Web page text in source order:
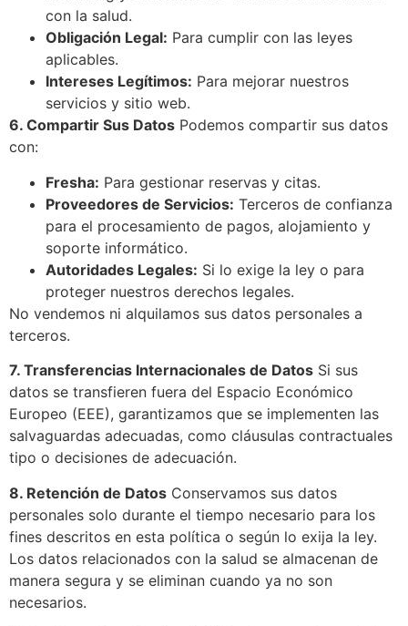
con la salud.
Obligación Legal: Para cumplir con las leyes
aplicables.
Intereses Legítimos: Para mejorar nuestros
servicios y sitio web.
6. Compartir Sus Datos Podemos compartir sus datos
con:
Fresha: Para gestionar reservas y citas.
Proveedores de Servicios: Terceros de confianza
para el procesamiento de pagos, alojamiento y
soporte informático.
Autoridades Legales: Si lo exige la ley o para
proteger nuestros derechos legales.
No vendemos ni alquilamos sus datos personales a
terceros.
7. Transferencias Internacionales de Datos Si sus
datos se transfieren fuera del Espacio Económico
Europeo (EEE), garantizamos que se implementen las
salvaguardas adecuadas, como cláusulas contractuales
tipo o decisiones de adecuación.
8. Retención de Datos Conservamos sus datos
personales solo durante el tiempo necesario para los
fines descritos en esta política o según lo exija la ley.
Los datos relacionados con la salud se almacenan de
manera segura y se eliminan cuando ya no son
necesarios.